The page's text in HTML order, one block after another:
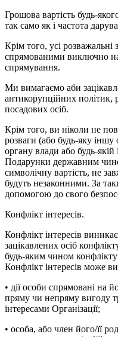
Грошова вартість будь-
так само як і частота
Крім того, усі
спрямованими виключно
спрямування.
Ми вимагаємо аби
антикорупційних політик,
посадових осіб.
Крім того, ви ніколи не
розваги (або будь-яку іншу
органу влади або будь-якій
Подарунки державним
символічну вартість, не
будуть незаконними. За
допомогою до свого
Конфлікт інтересів.
Конфлікт інтересів
зацікавлених осіб
будь-яким чином
Конфлікт інтересів може
• дії особи спрямовані на
пряму чи непряму вигоду
інтересами Організації;
• особа, або член його/її